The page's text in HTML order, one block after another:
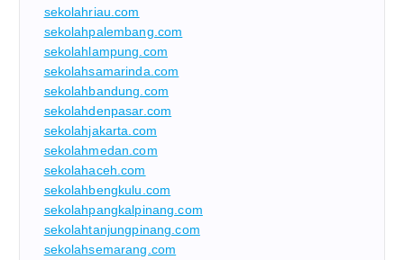
sekolahriau.com
sekolahpalembang.com
sekolahlampung.com
sekolahsamarinda.com
sekolahbandung.com
sekolahdenpasar.com
sekolahjakarta.com
sekolahmedan.com
sekolahaceh.com
sekolahbengkulu.com
sekolahpangkalpinang.com
sekolahtanjungpinang.com
sekolahsemarang.com